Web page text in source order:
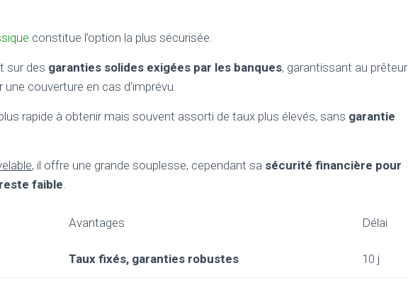
constitue l’option la plus sécurisée.
sur des garanties solides exigées par les banques, garantissant au prêteur
couverture en cas d’imprévu.
rapide à obtenir mais souvent assorti de taux plus élevés, sans garantie
, il offre une grande souplesse, cependant sa sécurité financière pour
faible.
Avantages Délai
Taux fixés, garanties robustes 10 j